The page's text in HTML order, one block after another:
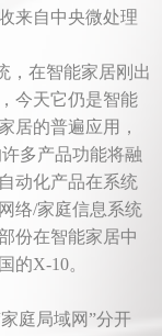
来自中央微处理
，在智能家居刚出
今天它仍是智能
居的普遍应用，
多产品功能将融
动化产品在系统
络/家庭信息系统
份在智能家居中
的X-10。
庭局域网”分开